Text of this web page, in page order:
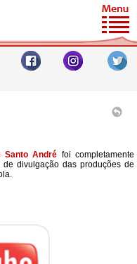
Santo André foi completamente
divulgação das produções de